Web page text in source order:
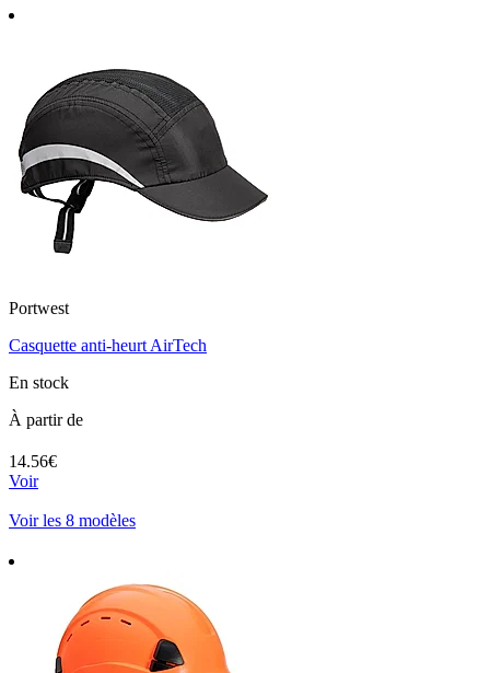
Portwest
Casquette anti-heurt AirTech
En stock
À partir de
14.56€
Voir
Voir les 8 modèles